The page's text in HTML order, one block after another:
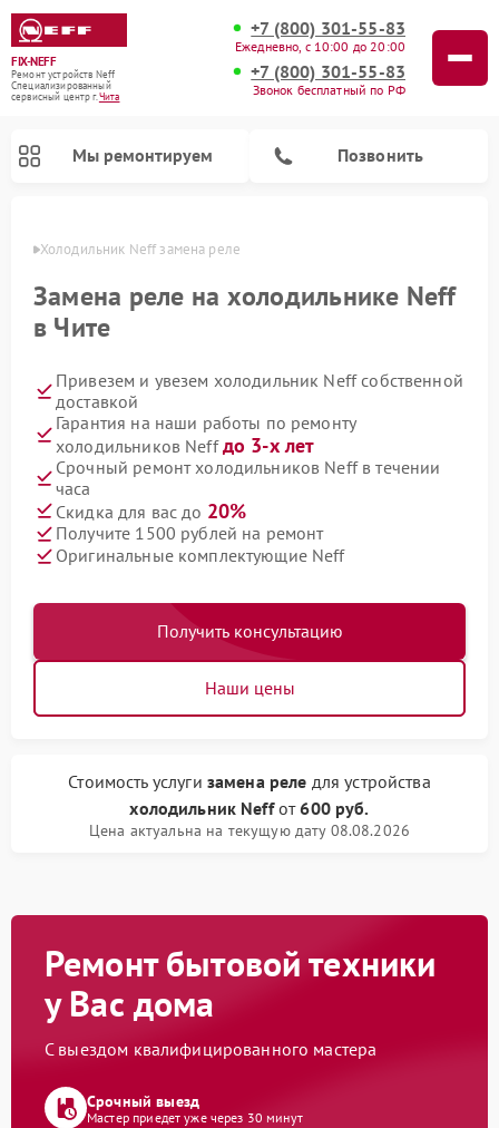
FIX-NEFF
Ремонт устройств Neff
Специализированный
cервисный центр г.Чита
+7 (800) 301-55-83
Ежедневно, с 10:00 до 20:00
+7 (800) 301-55-83
Звонок бесплатный по РФ
Мы ремонтируем Позвонить
Холодильник Neff замена реле
Замена реле на холодильнике Neff
в Чите
Привезем и увезем холодильник Neff собственной
доставкой
Гарантия на наши работы по ремонту
холодильников Neffдо 3-х лет
Срочный ремонт холодильников Neff в течении
часа
Скидка для вас до 20%
Получите 1500 рублей на ремонт
Оригинальные комплектующие Neff
Получить консультацию
Наши цены
Стоимость услуги замена реле для устройства
холодильник Neffот600 руб.
Цена актуальна на текущую дату 08.08.2026
Ремонт бытовой техники
у Вас дома
С выездом квалифицированного мастера
Срочный выезд
Мастер приедет уже через 30 минут